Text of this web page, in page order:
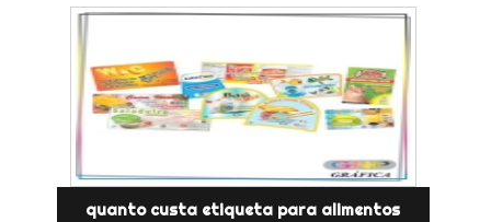
quanto custa etiqueta para alimentos